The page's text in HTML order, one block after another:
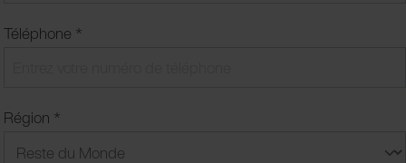
Téléphone *
Région *